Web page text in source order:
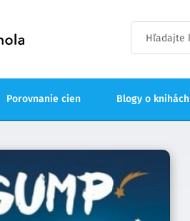
Porovnanie cien Blogy o knihách